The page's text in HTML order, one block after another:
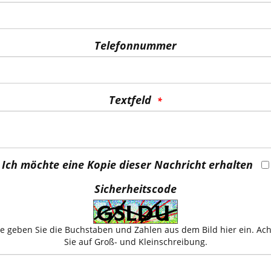
Telefonnummer
Textfeld
Ich möchte eine Kopie dieser Nachricht erhalten
Sicherheitscode
geben Sie die Buchstaben und Zahlen aus dem Bild hier ein.
Sie auf Groß- und Kleinschreibung.